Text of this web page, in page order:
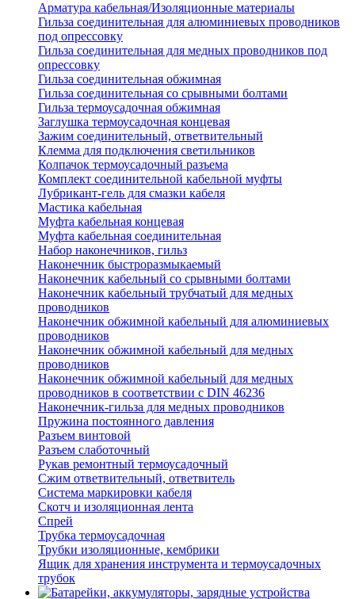
Арматура кабельная/Изоляционные материалы
Гильза соединительная для алюминиевых проводников
под опрессовку
Гильза соединительная для медных проводников под
опрессовку
Гильза соединительная обжимная
Гильза соединительная со срывными болтами
Гильза термоусадочная обжимная
Заглушка термоусадочная концевая
Зажим соединительный, ответвительный
Клемма для подключения светильников
Колпачок термоусадочный разъема
Комплект соединительной кабельной муфты
Лубрикант-гель для смазки кабеля
Мастика кабельная
Муфта кабельная концевая
Муфта кабельная соединительная
Набор наконечников, гильз
Наконечник быстроразмыкаемый
Наконечник кабельный со срывными болтами
Наконечник кабельный трубчатый для медных
проводников
Наконечник обжимной кабельный для алюминиевых
проводников
Наконечник обжимной кабельный для медных
проводников
Наконечник обжимной кабельный для медных
проводников в соответствии с DIN 46236
Наконечник-гильза для медных проводников
Пружина постоянного давления
Разъем винтовой
Разъем слаботочный
Рукав ремонтный термоусадочный
Сжим ответвительный, ответвитель
Система маркировки кабеля
Скотч и изоляционная лента
Спрей
Трубка термоусадочная
Трубки изоляционные, кембрики
Ящик для хранения инструмента и термоусадочных
трубок